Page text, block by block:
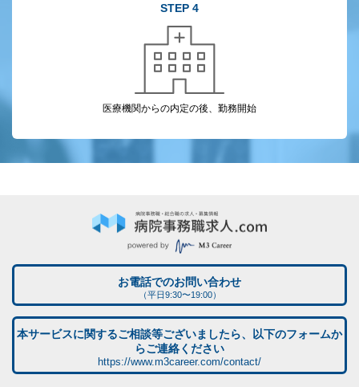
STEP 4
医療機関からの内定の後、勤務開始
お電話でのお問い合わせ
（平日9:30〜19:00）
本サービスに関するご相談等ございましたら、以下のフォームか
らご連絡ください
https://www.m3career.com/contact/